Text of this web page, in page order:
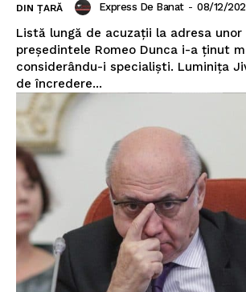
DIN ȚARĂ Express De Banat - 08/12/
Listă lungă de acuzații la adresa unor
președintele Romeo Dunca i-a ținut
considerându-i specialiști. Luminița
de încredere...